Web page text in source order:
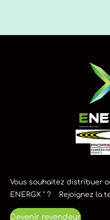
Vous souhaitez distribuer
ENERGX " ? Rejoignez la
Devenir revendeur